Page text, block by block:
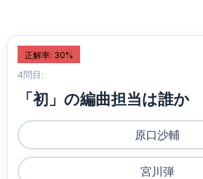
正解率: 30%
4問目:
「初」の編曲担当は誰か
原口沙輔
宮川弾